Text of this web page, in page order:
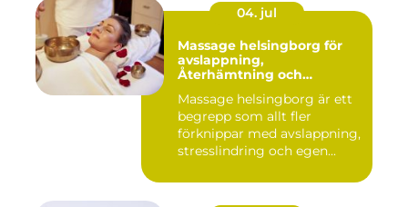
04. jul
Massage helsingborg för
avslappning,
Återhämtning och
Massage helsingborg är ett
begrepp som allt fler
förknippar med avslappning,
stresslindring och egen...